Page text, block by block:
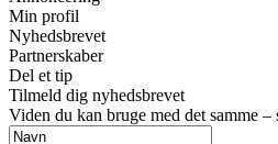
Min profil
Nyhedsbrevet
Partnerskaber
Del et tip
Tilmeld dig nyhedsbrevet
Viden du kan bruge med det samme